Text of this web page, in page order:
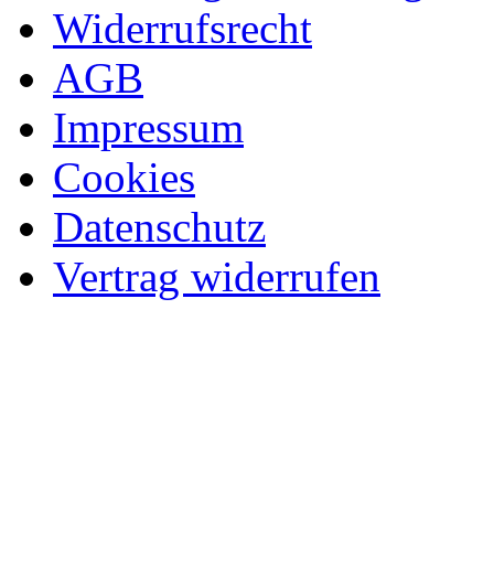
Widerrufsrecht
AGB
Impressum
Cookies
Datenschutz
Vertrag widerrufen